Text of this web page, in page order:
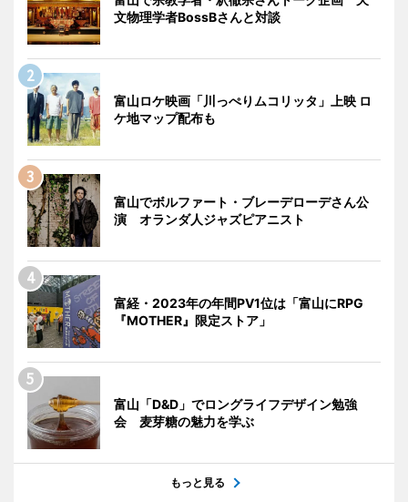
文物理学者BossBさんと対談
富山ロケ映画「川っぺりムコリッタ」上映 ロ
ケ地マップ配布も
富山でボルファート・ブレーデローデさん公
演 オランダ人ジャズピアニスト
富経・2023年の年間PV1位は「富山にRPG
『MOTHER』限定ストア」
富山「D&D」でロングライフデザイン勉強
会 麦芽糖の魅力を学ぶ
もっと見る